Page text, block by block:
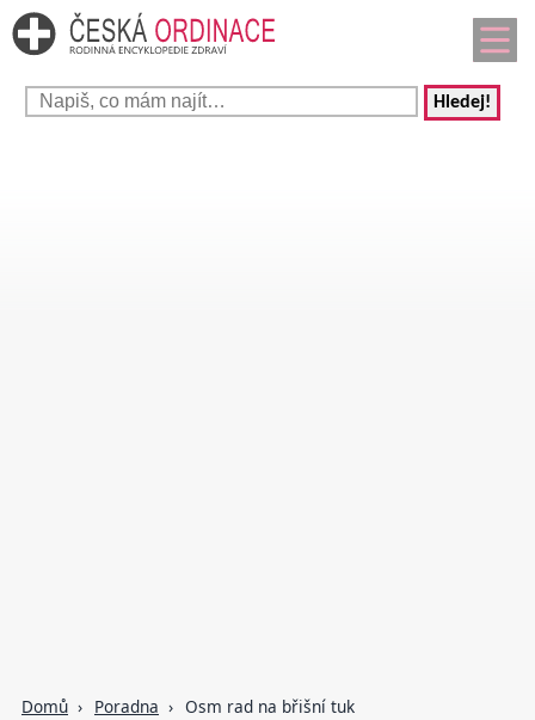
Hledej!
Domů Poradna Osm rad na břišní tuk